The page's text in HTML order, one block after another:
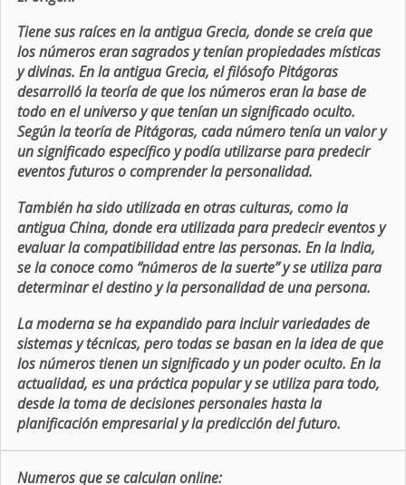
Tiene sus raíces en la antigua Grecia, donde se creía que
los números eran sagrados y tenían propiedades místicas
y divinas. En la antigua Grecia, el filósofo Pitágoras
desarrolló la teoría de que los números eran la base de
todo en el universo y que tenían un significado oculto.
Según la teoría de Pitágoras, cada número tenía un valor y
un significado específico y podía utilizarse para predecir
eventos futuros o comprender la personalidad.
También ha sido utilizada en otras culturas, como la
antigua China, donde era utilizada para predecir eventos y
evaluar la compatibilidad entre las personas. En la India,
se la conoce como “números de la suerte” y se utiliza para
determinar el destino y la personalidad de una persona.
La moderna se ha expandido para incluir variedades de
sistemas y técnicas, pero todas se basan en la idea de que
los números tienen un significado y un poder oculto. En la
actualidad, es una práctica popular y se utiliza para todo,
desde la toma de decisiones personales hasta la
planificación empresarial y la predicción del futuro.
Numeros que se calculan online: